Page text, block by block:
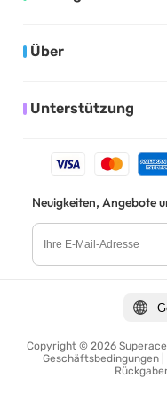
Über
Unterstützung
Neuigkeiten, Angebote
Copyright © 2026
Geschäftsbedingungen|